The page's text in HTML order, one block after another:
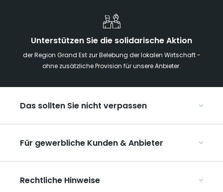
Unterstützen Sie die solidarische Aktion
der Region Grand Est zur Belebung der lokalen Wirtschaft -
ohne zusätzliche Provision für unsere Anbieter.
Das sollten Sie nicht verpassen
Die Weihnachtsmärkte im Grand Est
Ribeauvillé, zwischen Weinbergen und Bergen
Unsere UNESCO-Welterbestätten
Für gewerbliche Kunden & Anbieter
Organisieren Sie Ihre Gruppenreisen
Rechtliche Hinweise